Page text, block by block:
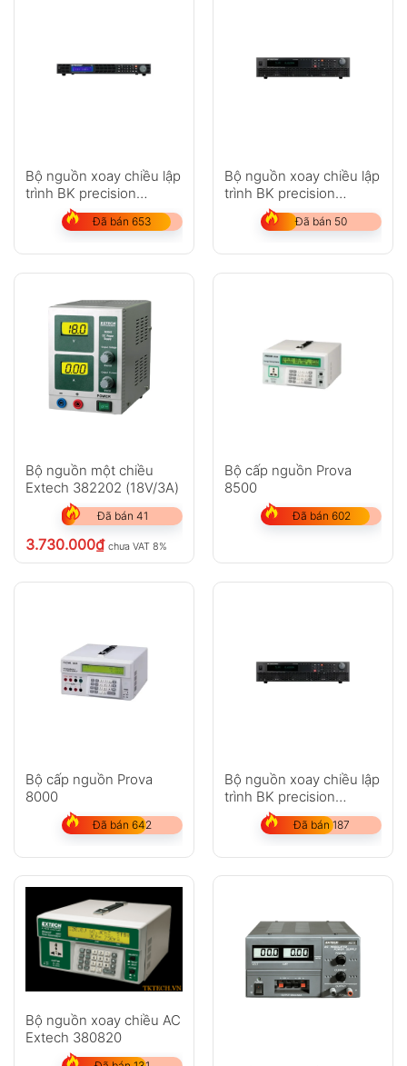
Bộ nguồn xoay chiều lập
trình BK precision
XLN30052-GL
Đã bán 653
Bộ nguồn xoay chiều lập
trình BK precision
PVS10005
Đã bán 50
Bộ nguồn một chiều
Extech 382202 (18V/3A)
Đã bán 41
3.730.000₫ chưa VAT 8%
Bộ cấp nguồn Prova
8500
Đã bán 602
Bộ cấp nguồn Prova
8000
Đã bán 642
Bộ nguồn xoay chiều lập
trình BK precision
PVS60085
Đã bán 187
Bộ nguồn xoay chiều AC
Extech 380820